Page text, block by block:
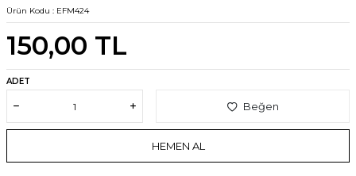
Ürün Kodu : EFM424
150,00 TL
ADET
Beğen
HEMEN AL